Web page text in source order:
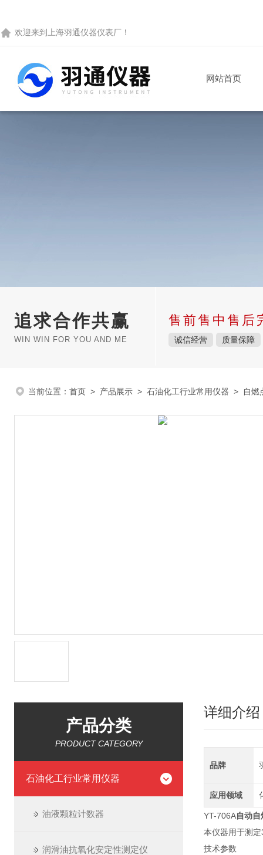
欢迎来到 上海羽通仪器仪表厂 ！
网站首页
追求合作共赢
WIN WIN FOR YOU AND ME
售前售中售后
诚信经营 质量保障
当前位置： 首页 > 产品展示 > 石油化工行业常用仪器 > 自燃
产品分类
PRODUCT CATEGORY
石油化工行业常用仪器
油液颗粒计数器
润滑油抗氧化安定性测定仪
详细介绍
品牌
应用领域
YT-706A自动自
本仪器用于测
技术参数